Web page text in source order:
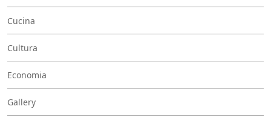
Cucina
Cultura
Economia
Gallery